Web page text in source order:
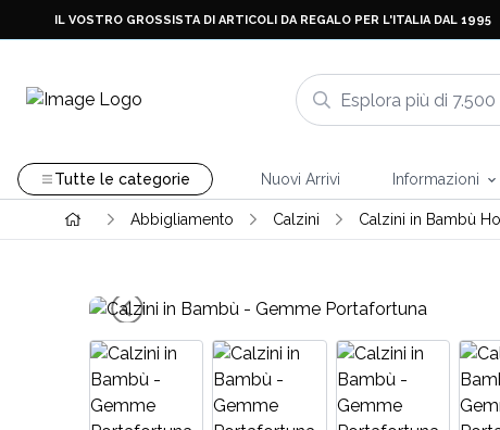
IL VOSTRO GROSSISTA DI ARTICOLI DA REGALO PER L'ITALIA DAL 1995
Tutte le categorie Nuovi Arrivi Informazioni
Abbigliamento Calzini Calzini in Bambù